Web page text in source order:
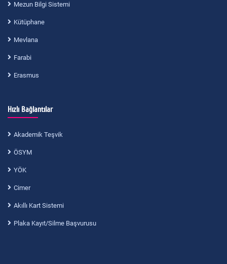
Mezun Bilgi Sistemi
Kütüphane
Mevlana
Farabi
Erasmus
Hızlı Bağlantılar
Akademik Teşvik
ÖSYM
YÖK
Cimer
Akıllı Kart Sistemi
Plaka Kayıt/Silme Başvurusu